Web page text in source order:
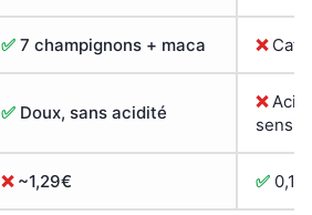
✅7 champignons + maca ❌
✅Doux, sans acidité
❌
❌~1,29€ ✅0,10